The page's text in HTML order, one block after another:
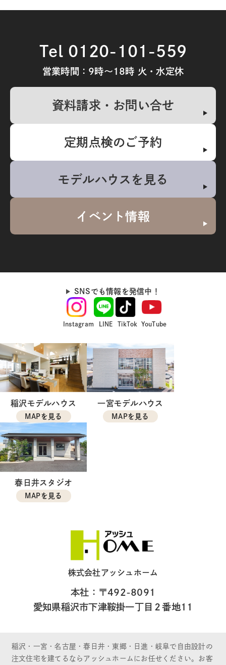
Tel 0120-101-559
営業時間：9時～18時 火・水定休
資料請求・お問い合せ
定期点検のご予約
モデルハウスを見る
イベント情報
SNSでも情報を発信中！
Instagram LINE TikTok YouTube
稲沢モデルハウス
MAPを見る
一宮モデルハウス
MAPを見る
春日井スタジオ
MAPを見る
株式会社アッシュホーム
本社：〒492-8091
愛知県稲沢市下津鞍掛一丁目２番地11
稲沢・一宮・名古屋・春日井・東郷・日進・岐阜で自由設計の
注文住宅を建てるならアッシュホームにお任せください。お客